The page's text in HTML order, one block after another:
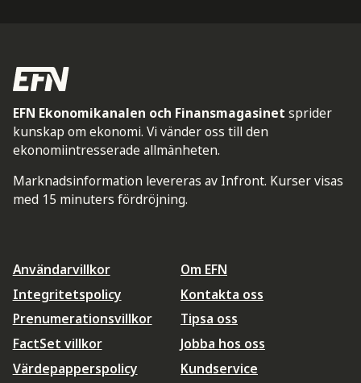
EFN Ekonomikanalen och Finansmagasinet sprider
kunskap om ekonomi. Vi vänder oss till den
ekonomiintresserade allmänheten.
Marknadsinformation levereras av Infront. Kurser visas
med 15 minuters fördröjning.
Användarvillkor
Integritetspolicy
Prenumerationsvillkor
FactSet villkor
Värdepapperspolicy
Om EFN
Kontakta oss
Tipsa oss
Jobba hos oss
Kundservice